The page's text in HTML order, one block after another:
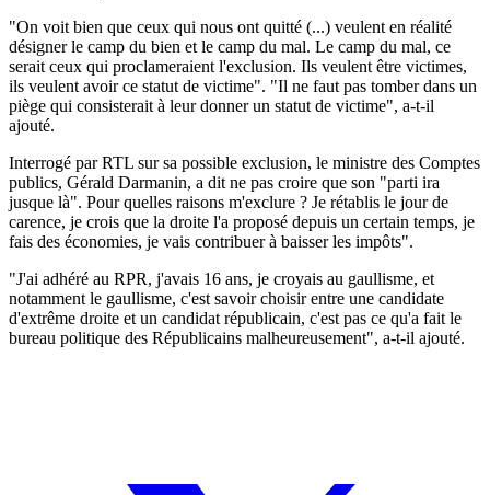
"On voit bien que ceux qui nous ont quitté (...) veulent en réalité
désigner le camp du bien et le camp du mal. Le camp du mal, ce
serait ceux qui proclameraient l'exclusion. Ils veulent être victimes,
ils veulent avoir ce statut de victime". "Il ne faut pas tomber dans un
piège qui consisterait à leur donner un statut de victime", a-t-il
ajouté.
Interrogé par RTL sur sa possible exclusion, le ministre des Comptes
publics, Gérald Darmanin, a dit ne pas croire que son "parti ira
jusque là". Pour quelles raisons m'exclure ? Je rétablis le jour de
carence, je crois que la droite l'a proposé depuis un certain temps, je
fais des économies, je vais contribuer à baisser les impôts".
"J'ai adhéré au RPR, j'avais 16 ans, je croyais au gaullisme, et
notamment le gaullisme, c'est savoir choisir entre une candidate
d'extrême droite et un candidat républicain, c'est pas ce qu'a fait le
bureau politique des Républicains malheureusement", a-t-il ajouté.